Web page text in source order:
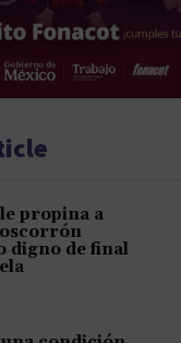
propina a
digno de final